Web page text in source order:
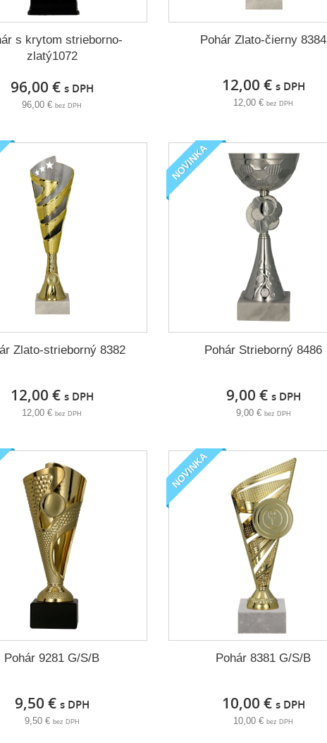
s krytom strieborno-
zlatý1072
96,00 € s DPH
96,00 €bez DPH
Pohár Zlato-čierny 8384
12,00 € s DPH
12,00 €bez DPH
Zlato-strieborný 8382
12,00 € s DPH
12,00 €bez DPH
NOVINKA
Pohár Strieborný 8486
9,00 € s DPH
9,00 € bez DPH
Pohár 9281 G/S/B
9,50 € s DPH
9,50 € bez DPH
NOVINKA
Pohár 8381 G/S/B
10,00 € s DPH
10,00 €bez DPH